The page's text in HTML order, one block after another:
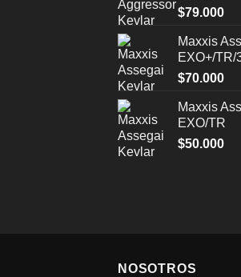
$79.000
Maxxis
EXO+/TR/
$70.000
Maxxis
EXO/TR
$50.000
NOSOTROS